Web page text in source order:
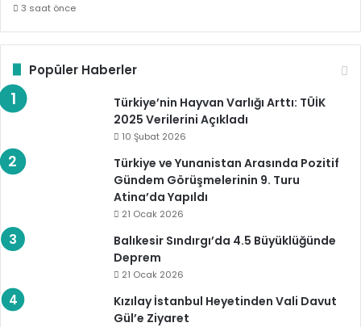
3 saat önce
Popüler Haberler
Türkiye’nin Hayvan Varlığı Arttı: TÜİK
2025 Verilerini Açıkladı
10 Şubat 2026
Türkiye ve Yunanistan Arasında Pozitif
Gündem Görüşmelerinin 9. Turu
Atina’da Yapıldı
21 Ocak 2026
Balıkesir Sındırgı’da 4.5 Büyüklüğünde
Deprem
21 Ocak 2026
Kızılay İstanbul Heyetinden Vali Davut
Gül’e Ziyaret